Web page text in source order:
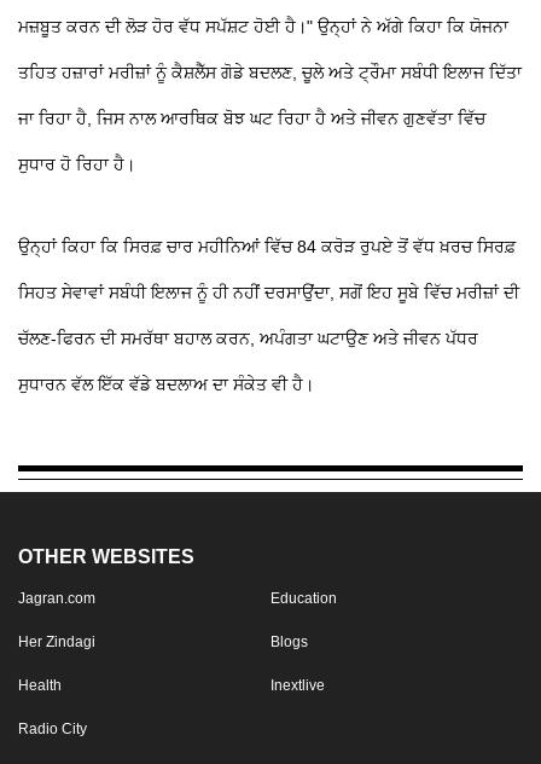
ਮਜ਼ਬੂਤ ਕਰਨ ਦੀ ਲੋੜ ਹੋਰ ਵੱਧ ਸਪੱਸ਼ਟ ਹੋਈ ਹੈ।" ਉਨ੍ਹਾਂ ਨੇ ਅੱਗੇ ਕਿਹਾ ਕਿ ਯੋਜਨਾ
ਤਹਿਤ ਹਜ਼ਾਰਾਂ ਮਰੀਜ਼ਾਂ ਨੂੰ ਕੈਸ਼ਲੈੱਸ ਗੋਡੇ ਬਦਲਣ, ਚੂਲੇ ਅਤੇ ਟ੍ਰੌਮਾ ਸਬੰਧੀ ਇਲਾਜ ਦਿੱਤਾ
ਜਾ ਰਿਹਾ ਹੈ, ਜਿਸ ਨਾਲ ਆਰਥਿਕ ਬੋਝ ਘਟ ਰਿਹਾ ਹੈ ਅਤੇ ਜੀਵਨ ਗੁਣਵੱਤਾ ਵਿੱਚ
ਸੁਧਾਰ ਹੋ ਰਿਹਾ ਹੈ।
ਉਨ੍ਹਾਂ ਕਿਹਾ ਕਿ ਸਿਰਫ਼ ਚਾਰ ਮਹੀਨਿਆਂ ਵਿੱਚ 84 ਕਰੋੜ ਰੁਪਏ ਤੋਂ ਵੱਧ ਖ਼ਰਚ ਸਿਰਫ਼
ਸਿਹਤ ਸੇਵਾਵਾਂ ਸਬੰਧੀ ਇਲਾਜ ਨੂੰ ਹੀ ਨਹੀਂ ਦਰਸਾਉਂਦਾ, ਸਗੋਂ ਇਹ ਸੂਬੇ ਵਿੱਚ ਮਰੀਜ਼ਾਂ ਦੀ
ਚੱਲਣ-ਫਿਰਨ ਦੀ ਸਮਰੱਥਾ ਬਹਾਲ ਕਰਨ, ਅਪੰਗਤਾ ਘਟਾਉਣ ਅਤੇ ਜੀਵਨ ਪੱਧਰ
ਸੁਧਾਰਨ ਵੱਲ ਇੱਕ ਵੱਡੇ ਬਦਲਾਅ ਦਾ ਸੰਕੇਤ ਵੀ ਹੈ।
OTHER WEBSITES
Jagran.com Education
Her Zindagi Blogs
Health Inextlive
Radio City